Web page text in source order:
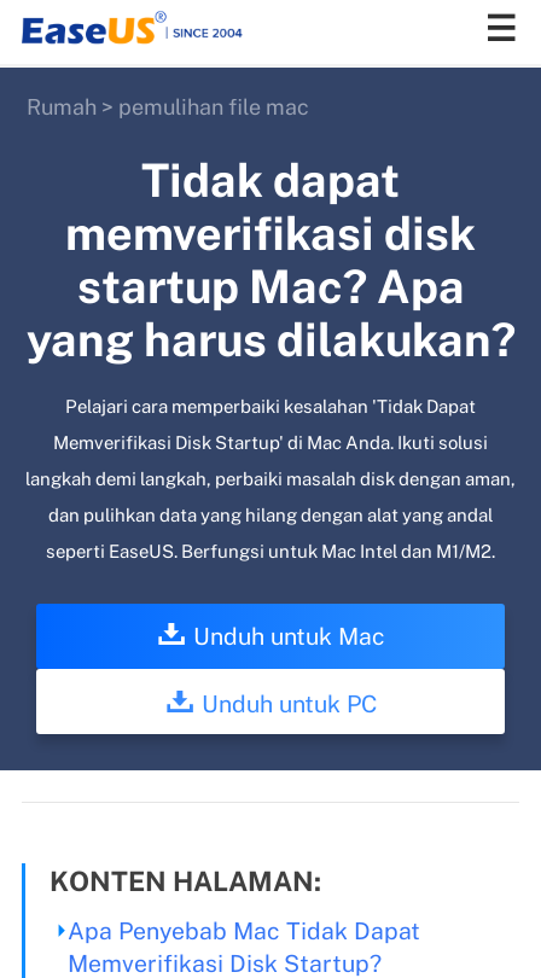
Rumah > pemulihan file mac
Tidak dapat
memverifikasi disk
startup Mac? Apa
yang harus dilakukan?
Pelajari cara memperbaiki kesalahan 'Tidak Dapat
Memverifikasi Disk Startup' di Mac Anda. Ikuti solusi
langkah demi langkah, perbaiki masalah disk dengan aman,
dan pulihkan data yang hilang dengan alat yang andal
seperti EaseUS. Berfungsi untuk Mac Intel dan M1/M2.
Unduh untuk Mac
Unduh untuk PC
KONTEN HALAMAN:
Apa Penyebab Mac Tidak Dapat
Memverifikasi Disk Startup?